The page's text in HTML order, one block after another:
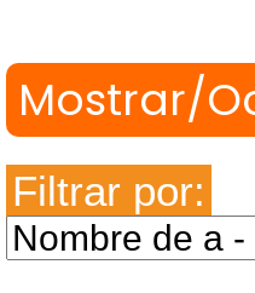
Filtrar por: